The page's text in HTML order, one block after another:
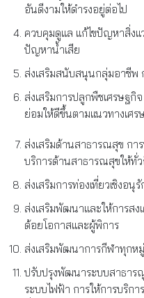
อันดีงามให้ดำรงอยู่ต่อไป
ควบคุมดูแล แก้ไขปัญหาสิ่ง
ปัญหาน้ำเสีย
ส่งเสริมสนับสนุนกลุ่มอาชีพ
ส่งเสริมการปลูกพืชเศรษฐ
ย่อมให้ดีขึ้นตามแนวทางเศร
ส่งเสริมด้านสาธารณสุข ก
บริการด้านสาธารณสุขให้ทั่ว
ส่งเสริมการท่องเที่ยวเชิงอนุ
ส่งเสริมพัฒนาและให้การสง
ด้อยโอกาสและผู้พิการ
ส่งเสริมพัฒนาการกีฬาทุกห
ปรับปรุงพัฒนาระบบสาธาร
ระบบไฟฟ้า การให้การบริก